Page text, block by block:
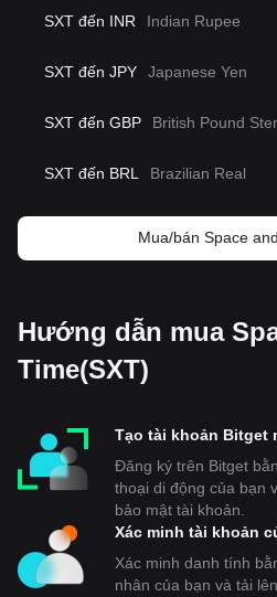
SXT đến INR Indian Rupee
SXT đến JPY Japanese Yen
SXT đến GBP British Pound
SXT đến BRL Brazilian Real
Mua/bán Space
Hướng dẫn mua
Time(SXT)
Tạo tài khoản Bitget
Đăng ký trên Bitget
thoại di động của bạn
bảo mật tài khoản.
Xác minh tài khoản
Xác minh danh tính
nhân của bạn và tải